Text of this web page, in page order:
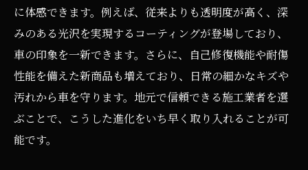
郡山市で選ぶカーコーティングの基礎知識
まとめ
カーコーティング料金相場と賢い選び方の
コツ
洗車専門店で聞けるカーコーティング最新
に体感できます。例えば、従来よりも透明度が高く、深
みのある光沢を実現するコーティングが登場しており、
車の印象を一新できます。さらに、自己修復機能や耐傷
性能を備えた新商品も増えており、日常の細かなキズや
汚れから車を守ります。地元で信頼できる施工業者を選
ぶことで、こうした進化をいち早く取り入れることが可
能です。